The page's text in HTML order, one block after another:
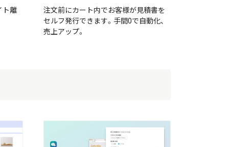
ト離
注文前にカート内でお客様が見積書を
セルフ発行できます。手間0で自動化、
売上アップ。